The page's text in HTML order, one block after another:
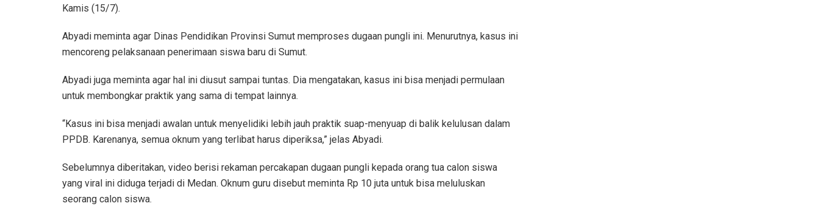
Kamis (15/7).
Abyadi meminta agar Dinas Pendidikan Provinsi Sumut memproses dugaan pungli ini. Menurutnya, kasus ini
mencoreng pelaksanaan penerimaan siswa baru di Sumut.
Abyadi juga meminta agar hal ini diusut sampai tuntas. Dia mengatakan, kasus ini bisa menjadi permulaan
untuk membongkar praktik yang sama di tempat lainnya.
“Kasus ini bisa menjadi awalan untuk menyelidiki lebih jauh praktik suap-menyuap di balik kelulusan dalam
PPDB. Karenanya, semua oknum yang terlibat harus diperiksa,” jelas Abyadi.
Sebelumnya diberitakan, video berisi rekaman percakapan dugaan pungli kepada orang tua calon siswa
yang viral ini diduga terjadi di Medan. Oknum guru disebut meminta Rp 10 juta untuk bisa meluluskan
seorang calon siswa.